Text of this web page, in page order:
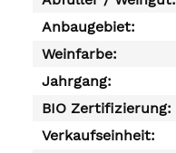
Anbaugebiet:
Weinfarbe:
Jahrgang:
BIO Zertifizierung:
Verkaufseinheit: